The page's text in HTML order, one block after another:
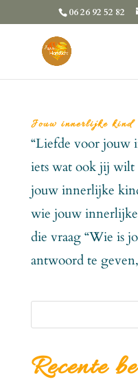
06 26 92 52 82
Jouw innerlijke kind
“Liefde voor jouw
iets wat ook jij wilt
jouw innerlijke
wie jouw
die vraag “Wie is
antwoord te
Recente